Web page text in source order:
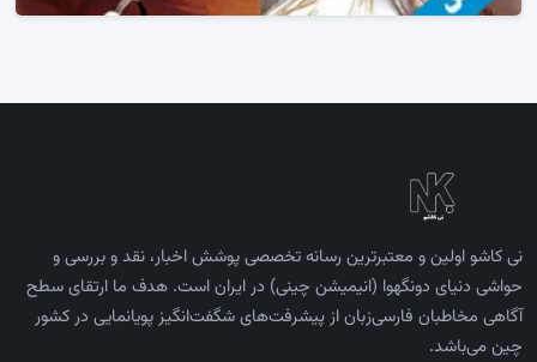
نی کاشو اولین و معتبرترین رسانه تخصصی پوشش اخبار، نقد و بررسی و
حواشی دنیای دونگهوا (انیمیشن چینی) در ایران است. هدف ما ارتقای سطح
آگاهی مخاطبان فارسی‌زبان از پیشرفت‌های شگفت‌انگیز پویانمایی در کشور
چین می‌باشد.